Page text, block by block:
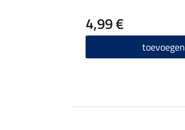
4,99 €
toevoegen